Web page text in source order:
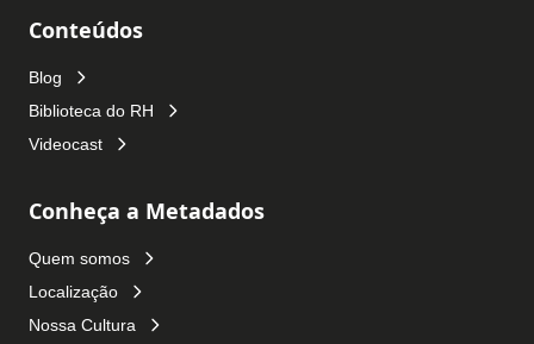
Conteúdos
Blog
Biblioteca do RH
Videocast
Conheça a Metadados
Quem somos
Localização
Nossa Cultura